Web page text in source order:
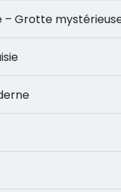
– Grotte